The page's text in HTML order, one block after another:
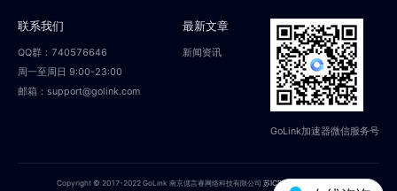
联系我们
QQ群：740576646
周一至周日 9:00-23:00
邮箱：support@golink.com
最新文章
新闻资讯
GoLink加速器微信服务号
Copyright © 2017-2022 GoLink 南京偲言睿网络科技有限公司苏ICP备18014251号-2